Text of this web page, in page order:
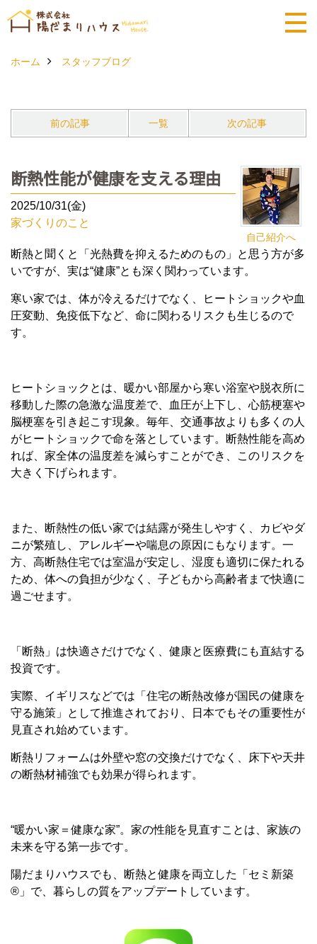
ホーム スタッフブログ
前の記事 一覧 次の記事
自己紹介へ
断熱性能が健康を支える理由
2025/10/31(金)
家づくりのこと
断熱と聞くと「光熱費を抑えるためのもの」
と思う方が多
いですが、実は“健康”とも深く関わっています。
寒い家では、体が冷えるだけでなく、ヒートショックや血
圧変動、 免疫低下など、命に関わるリスクも生じるので
す。
ヒートショックとは、 暖かい部屋から寒い浴室や脱衣所に
移動した際の急激な温度差で、
血圧が上下し、心筋梗塞や
脳梗塞を引き起こす現象。毎年、 交通事故よりも多くの人
がヒートショックで命を落としています。
断熱性能を高め
れば、家全体の温度差を減らすことができ、
このリスクを
大きく下げられます。
また、断熱性の低い家では結露が発生しやすく、
カビやダ
ニが繁殖し、アレルギーや喘息の原因にもなります。 一
方、高断熱住宅では室温が安定し、湿度も適切に保たれる
ため、 体への負担が少なく、子どもから高齢者まで快適に
過ごせます。
「断熱」は快適さだけでなく、 健康と医療費にも直結する
投資です。
実際、イギリスなどでは「 住宅の断熱改修が国民の健康を
守る施策」として推進されており、
日本でもその重要性が
見直され始めています。
断熱リフォームは外壁や窓の交換だけでなく、
床下や天井
の断熱材補強でも効果が得られます。
“暖かい家＝健康な家”。家の性能を見直すことは、 家族の
未来を守る第一歩です。
陽だまりハウスでも、断熱と健康を両立した「セミ新築
®」で、 暮らしの質をアップデートしています。